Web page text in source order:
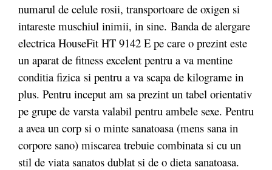
numarul de celule rosii, transportoare de oxigen si
intareste muschiul inimii, in sine. Banda de alergare
electrica HouseFit HT 9142 E pe care o prezint este
un aparat de fitness excelent pentru a va mentine
conditia fizica si pentru a va scapa de kilograme in
plus. Pentru inceput am sa prezint un tabel orientativ
pe grupe de varsta valabil pentru ambele sexe. Pentru
a avea un corp si o minte sanatoasa (mens sana in
corpore sano) miscarea trebuie combinata si cu un
stil de viata sanatos dublat si de o dieta sanatoasa.